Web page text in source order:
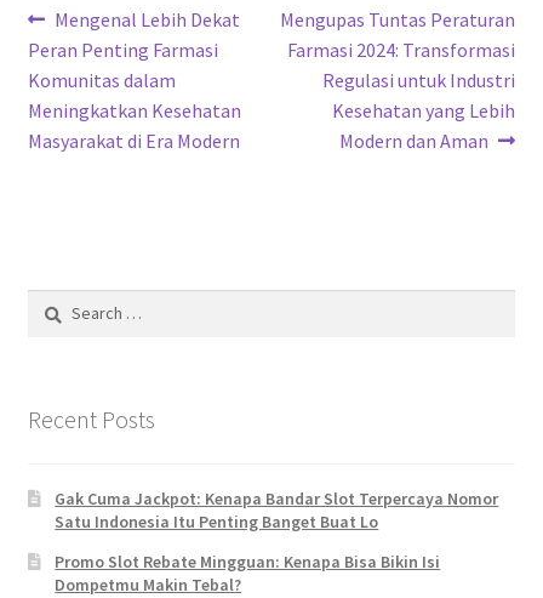
Post
navigation
Previous
post:
Mengenal Lebih Dekat
Peran Penting Farmasi
Komunitas dalam
Meningkatkan Kesehatan
Masyarakat di Era Modern
Next
post:
Mengupas Tuntas Peraturan
Farmasi 2024: Transformasi
Regulasi untuk Industri
Kesehatan yang Lebih
Modern dan Aman
Recent Posts
Gak Cuma Jackpot: Kenapa Bandar Slot Terpercaya Nomor
Satu Indonesia Itu Penting Banget Buat Lo
Promo Slot Rebate Mingguan: Kenapa Bisa Bikin Isi
Dompetmu Makin Tebal?